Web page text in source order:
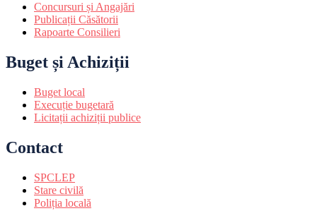
Concursuri și Angajări
Publicații Căsătorii
Rapoarte Consilieri
Buget și Achiziții
Buget local
Execuție bugetară
Licitații achiziții publice
Contact
SPCLEP
Stare civilă
Poliția locală